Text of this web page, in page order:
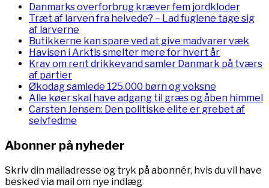
Danmarks overforbrug kræver fem jordkloder
Træt af larven fra helvede? – Lad fuglene tage sig
af larverne
Butikkerne kan spare ved at give madvarer væk
Havisen i Arktis smelter mere for hvert år
Krav om rent drikkevand samler Danmark på tværs
af partier
Økodag samlede 125.000 børn og voksne
Alle køer skal have adgang til græs og åben himmel
Carsten Jensen: Den politiske elite er grebet af
selvfedme
Abonner på nyheder
Skriv din mailadresse og tryk på abonnér, hvis du vil have
besked via mail om nye indlæg